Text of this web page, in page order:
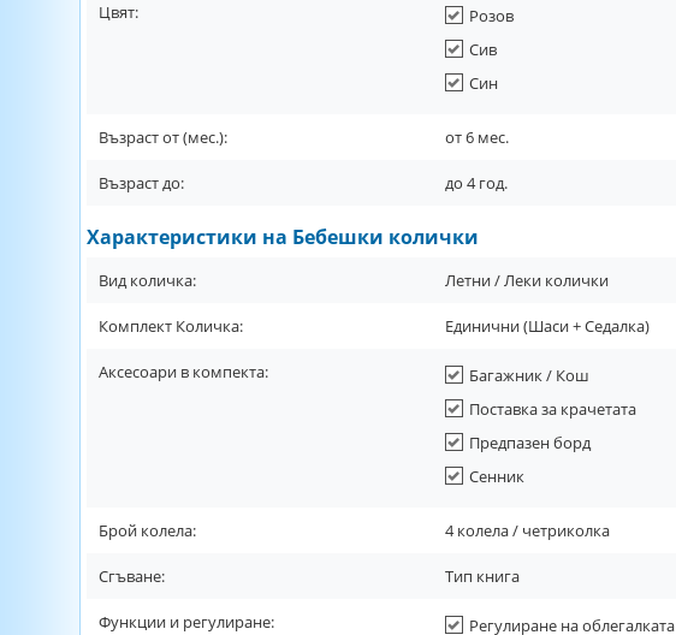
Цвят:
Розов
Сив
Син
Възраст от (мес.): от6 мес.
Възраст до: до 4год.
Характеристики на Бебешки колички
Вид количка: Летни / Леки колички
Комплект Количка: Единични (Шаси + Седалка)
Аксесоари в компекта:
Багажник / Кош
Поставка за крачетата
Предпазен борд
Сенник
Брой колела: 4 колела / четриколка
Сгъване: Тип книга
Функции и регулиране:
Регулиране на облегалката